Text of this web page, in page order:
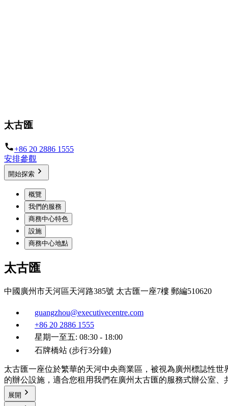
太古匯
+86 20 2886 1555
安排參觀
開始探索
概覽
我們的服務
商務中心特色
設施
商務中心地點
太古匯
中國廣州市天河區天河路385號 太古匯一座7樓 郵編510620
guangzhou@executivecentre.com
+86 20 2886 1555
星期一至五: 08:30 - 18:00
石牌橋站 (步行3分鐘)
太古匯一座位於繁華的天河中央商業區，被視為廣州標誌性
的辦公設施，適合您租用我們在廣州太古匯的服務式辦公室
展開